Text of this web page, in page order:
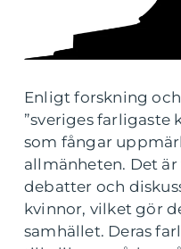
Enligt forskning
”sveriges
som fångar
allmänheten. Det
debatter och
kvinnor, vilket gör
samhället. Deras